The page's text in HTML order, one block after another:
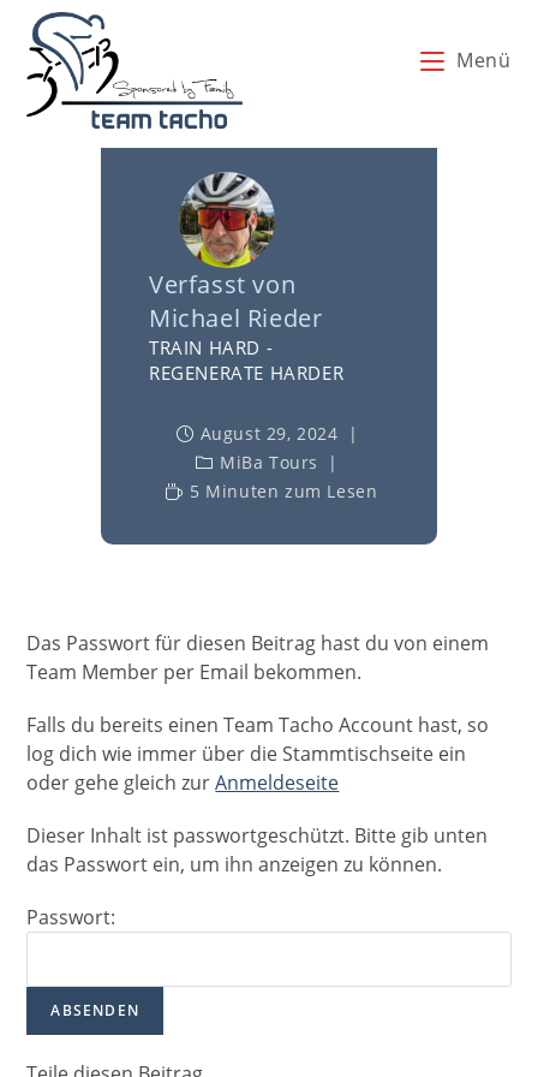
Inhalt
springen
Menü
Vom
Glücklichsein
Verfasst von
Michael Rieder
TRAIN HARD -
REGENERATE HARDER
August 29, 2024
MiBa Tours
5 Minuten zum Lesen
Das Passwort für diesen Beitrag hast du von einem
Team Member per Email bekommen.
Falls du bereits einen Team Tacho Account hast, so
log dich wie immer über die Stammtischseite ein
oder gehe gleich zurAnmeldeseite
Dieser Inhalt ist passwortgeschützt. Bitte gib unten
das Passwort ein, um ihn anzeigen zu können.
Passwort: